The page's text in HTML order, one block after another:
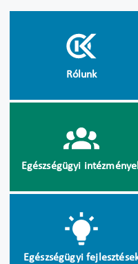
Rólunk
Egészségügyi
Egészségügyi